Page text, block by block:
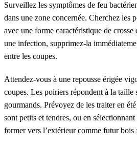
Surveillez les symptômes de feu
dans une zone concernée. Cherchez les
avec une forme caractéristique de crosse
une infection, supprimez-la
entre les coupes.
Attendez-vous à une repousse érigée
coupes. Les poiriers répondent à la taille
gourmands. Prévoyez de les traiter en
sont petits et tendres, ou en
former vers l’extérieur comme futur bois